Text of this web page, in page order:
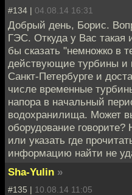
#134 | 04.08.14 16:31
Добрый день, Борис.
ГЭС. Откуда у Вас такая
бы сказать "немножко в
действующие турбины и
Санкт-Петербурге и
числе временные
напора в начальный
водохранилища. Может
оборудование
или указать где
информацию найти не
Sha-Yulin »
#135 | 10.08.14 11:05